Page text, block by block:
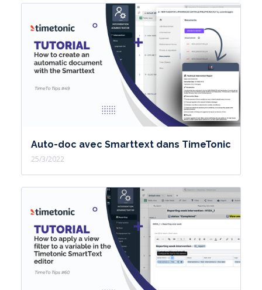
Auto-doc avec Smarttext dans TimeTonic
25/3/2022